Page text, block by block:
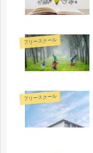
フリースクール
フリースクール